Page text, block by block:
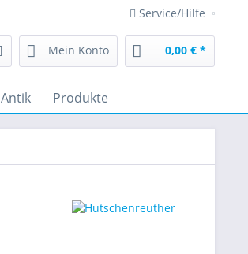
Service/Hilfe
Mein Konto 0,00 € *
Antik Produkte